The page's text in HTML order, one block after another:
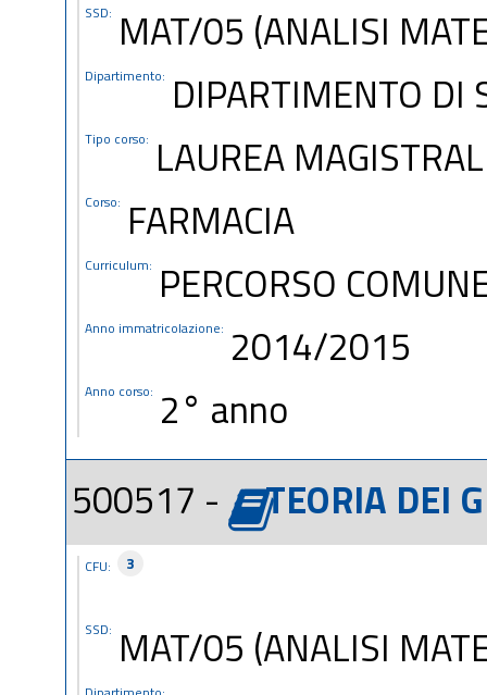
SSD: MAT/05 (ANALISI
Dipartimento: DIPARTIMENTO DI
Tipo corso: LAUREA
Corso: FARMACIA
Curriculum: PERCORSO
Anno immatricolazione: 2014/2015
Anno corso: 2° anno
500517 -
TEORIA DEI
CFU: 3
SSD: MAT/05 (ANALISI